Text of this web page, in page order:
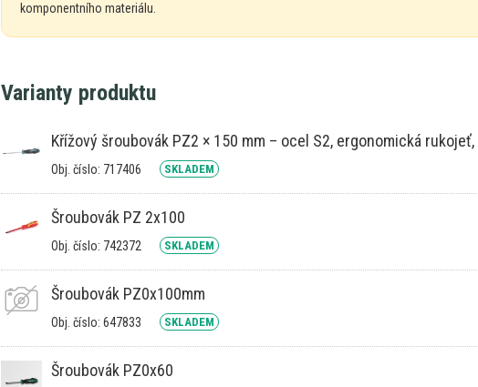
komponentního materiálu.
Varianty produktu
Křížový šroubovák PZ2 × 150 mm – ocel S2, ergonomická
Obj. číslo: 717406 SKLADEM
Šroubovák PZ 2x100
Obj. číslo: 742372 SKLADEM
Šroubovák PZ0x100mm
Obj. číslo: 647833 SKLADEM
Šroubovák PZ0x60